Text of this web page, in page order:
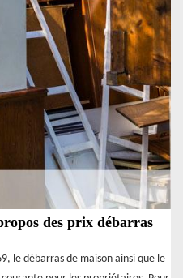
des prix débarras
le débarras de maison ainsi que le